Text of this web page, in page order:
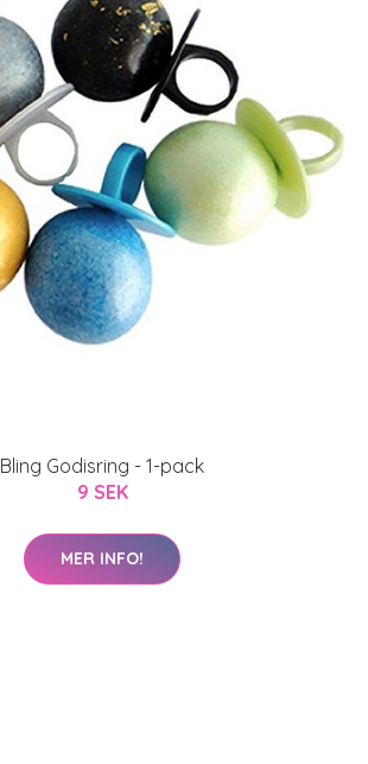
Bling Godisring - 1-pack
9 SEK
MER INFO!